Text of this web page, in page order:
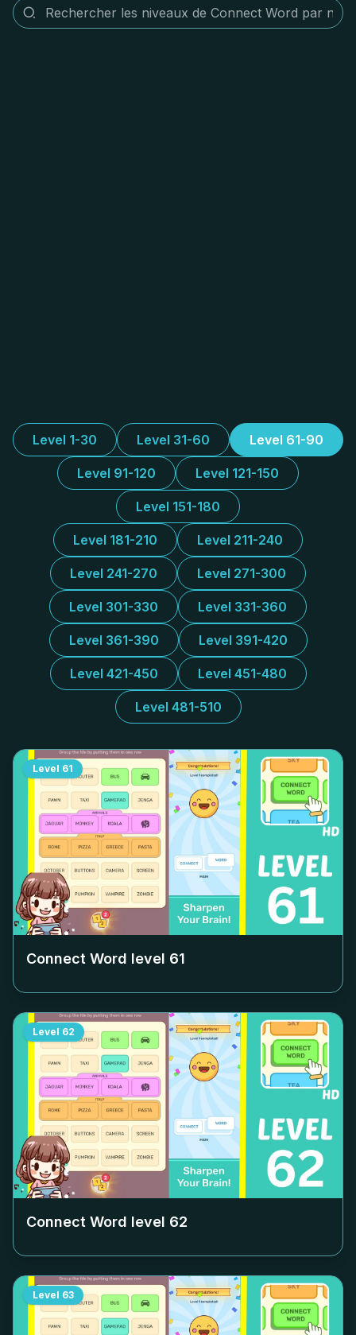
Level 1-30 Level 31-60 Level 61-90
Level 91-120 Level 121-150
Level 151-180
Level 181-210 Level 211-240
Level 241-270 Level 271-300
Level 301-330 Level 331-360
Level 361-390 Level 391-420
Level 421-450 Level 451-480
Level 481-510
Level 61
Connect Word level 61
Level 62
Connect Word level 62
Level 63